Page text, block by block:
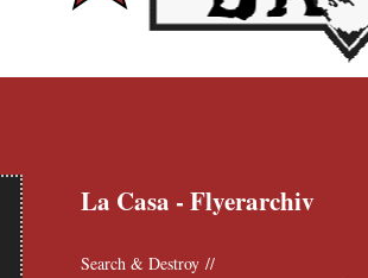
La Casa - Flyerarchiv
Search & Destroy //